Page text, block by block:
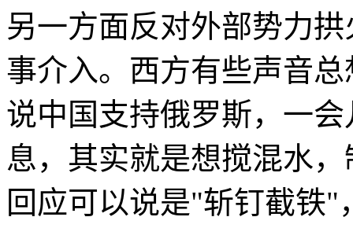
另一方面反对外部势力
事介入。西方有些声音
说中国支持俄罗斯，一
息，其实就是想搅混水
回应可以说是"斩钉截铁